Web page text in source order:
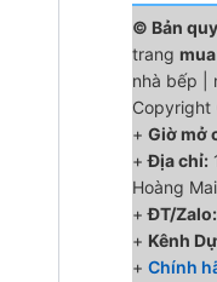
© Bản
trang
nhà bếp |
+ Giờ mở
+Địa chỉ:
Hoàng
+ĐT/Zalo:
+ Kênh
+ Chính